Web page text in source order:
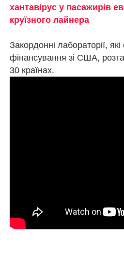
хантавірус у пасажирів
круїзного лайнера
Закордонні лабораторії,
фінансування зі США,
30 країнах.